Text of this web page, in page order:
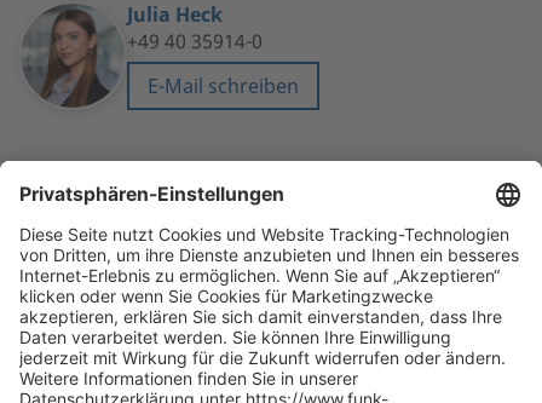
Julia Heck
+49 40 35914-0
E-Mail schreiben
NACH OBEN
Die beste Empfehlung. Funk.
+49 40 35914-0
Zentrale Hamburg, Valentinskamp 20, 20354 Hamburg